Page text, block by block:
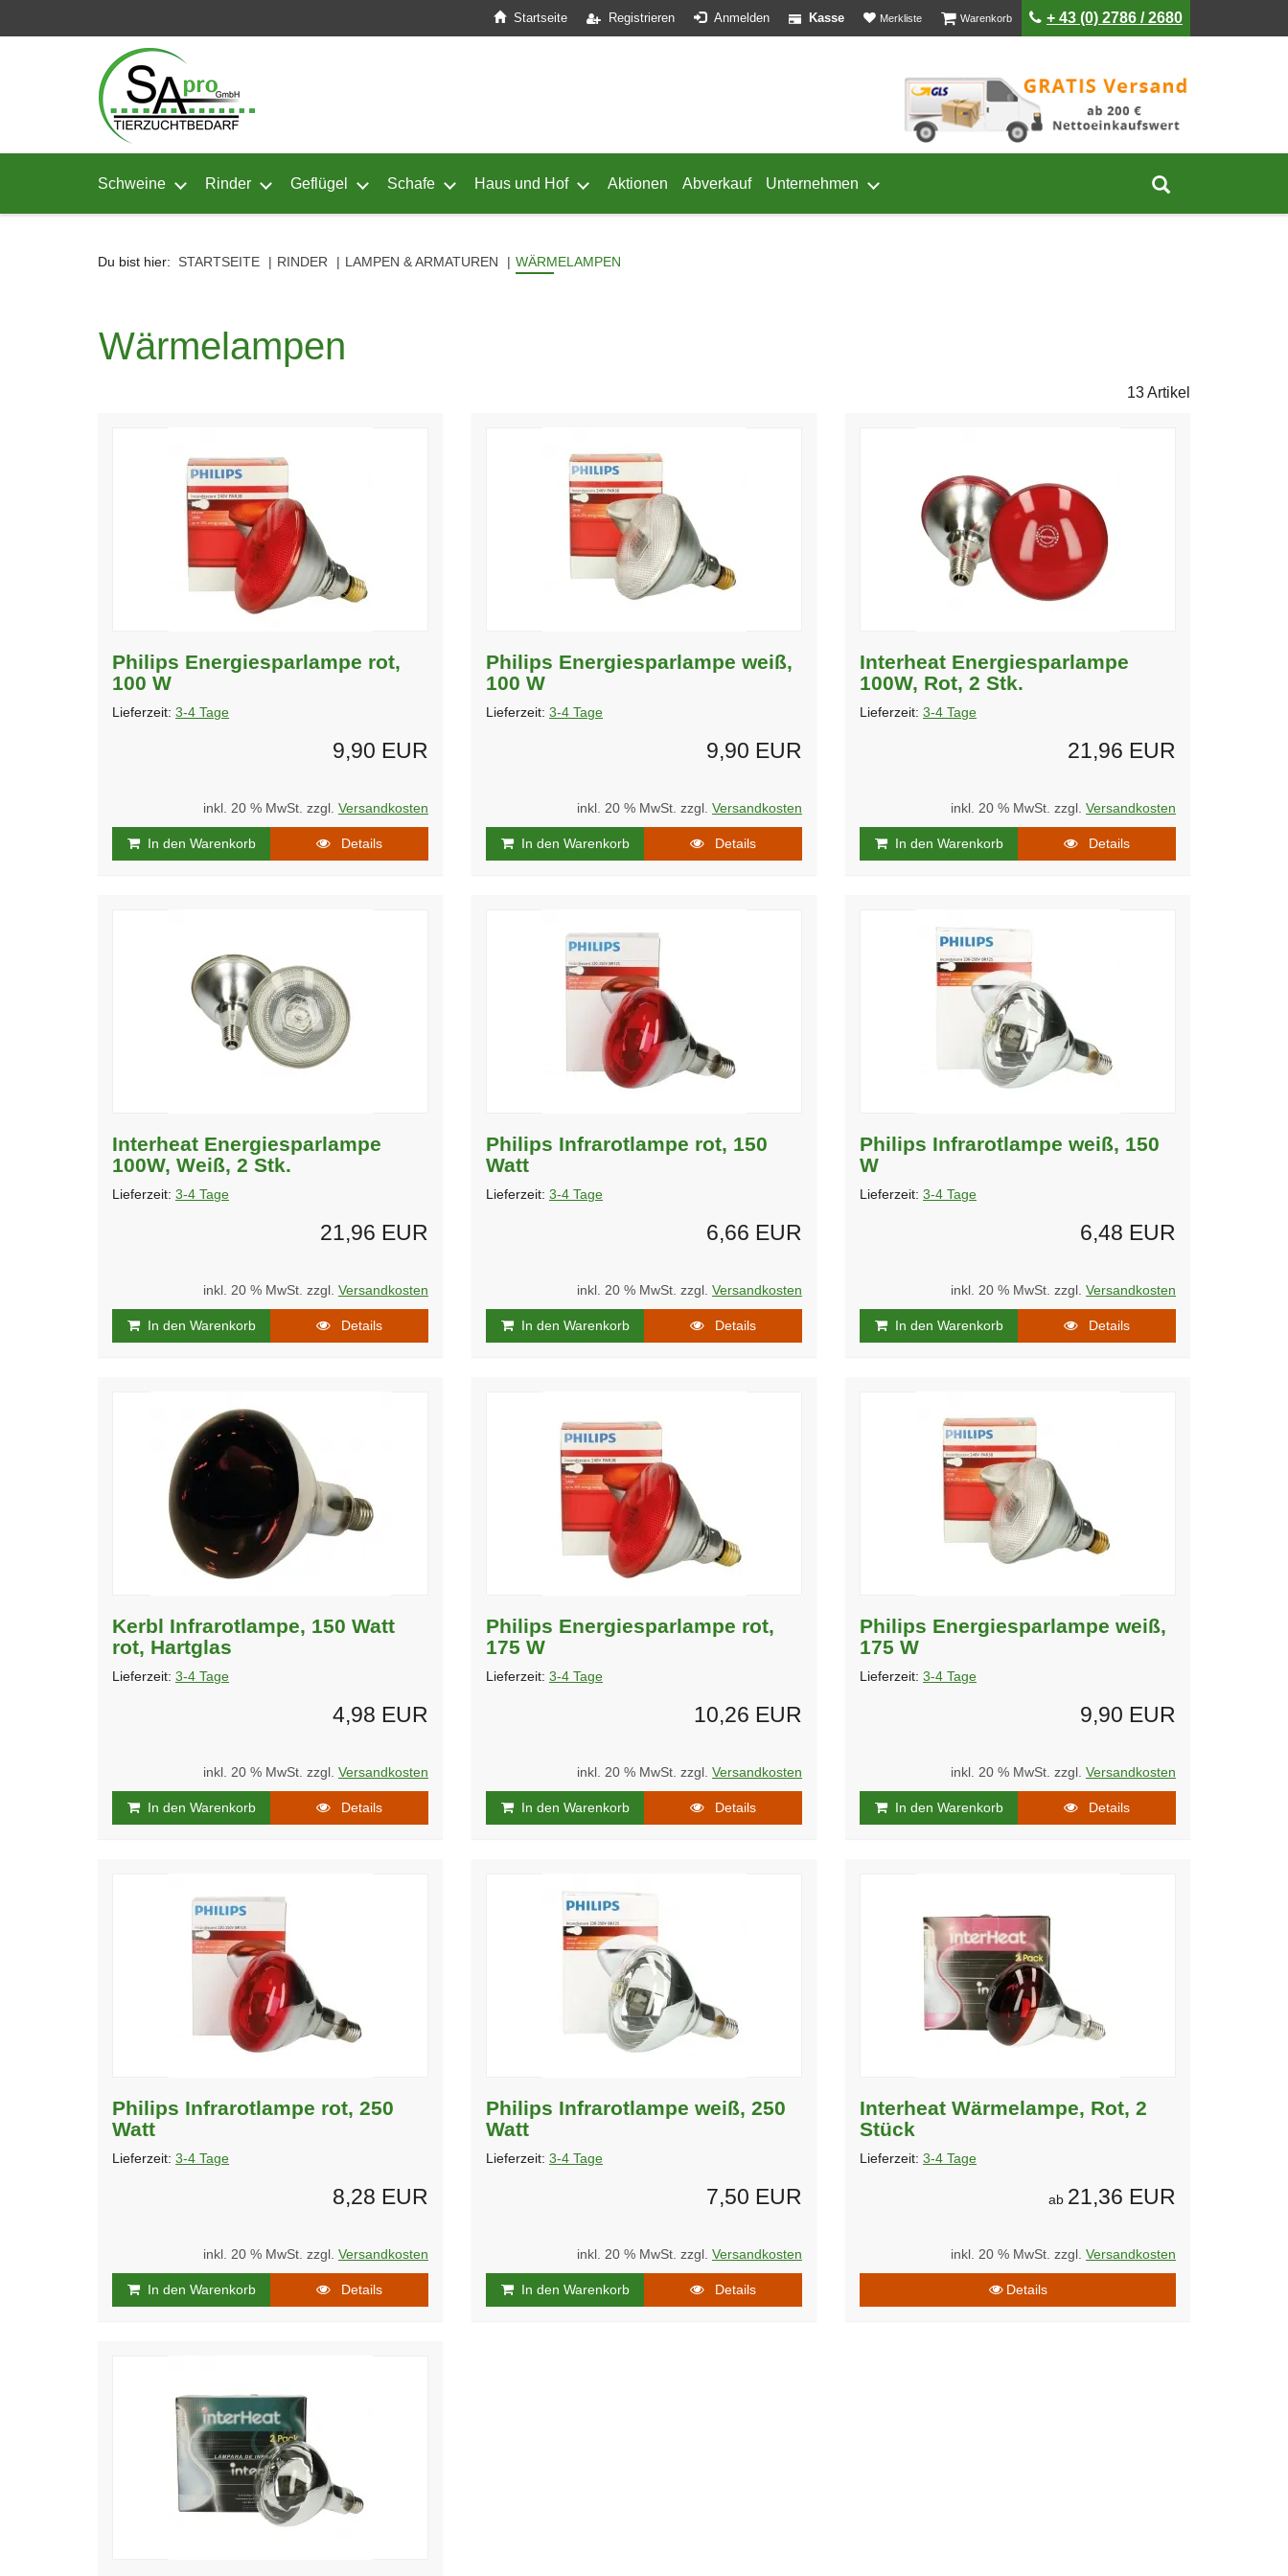
Startseite Registrieren Anmelden Kasse Merklisteist leer Warenkorbist leer+ 43 (0) 2786 / 2680
Schweine Untermenü von Schweine öffnen
Rinder Untermenü von Rinder öffnen
Geflügel Untermenü von Geflügel öffnen
Schafe Untermenü von Schafe öffnen
Haus und Hof Untermenü von Haus und Hof öffnen
Aktionen Abverkauf Unternehmen Untermenü von Unternehmen öffnen
Du bist hier: STARTSEITE RINDER LAMPEN & ARMATUREN WÄRMELAMPEN
Wärmelampen
13 Artikel
Philips Energiesparlampe rot,
100 W
Lieferzeit: 3-4 Tage
9,90 EUR
inkl. 20 % MwSt. zzgl. Versandkosten
In den Warenkorb Details
Philips Energiesparlampe weiß,
100 W
Lieferzeit: 3-4 Tage
9,90 EUR
inkl. 20 % MwSt. zzgl. Versandkosten
In den Warenkorb Details
Interheat Energiesparlampe
100W, Rot, 2 Stk.
Lieferzeit: 3-4 Tage
21,96 EUR
inkl. 20 % MwSt. zzgl. Versandkosten
In den Warenkorb Details
Interheat Energiesparlampe
100W, Weiß, 2 Stk.
Lieferzeit: 3-4 Tage
21,96 EUR
inkl. 20 % MwSt. zzgl. Versandkosten
In den Warenkorb Details
Philips Infrarotlampe rot, 150
Watt
Lieferzeit: 3-4 Tage
6,66 EUR
inkl. 20 % MwSt. zzgl. Versandkosten
In den Warenkorb Details
Philips Infrarotlampe weiß, 150
W
Lieferzeit: 3-4 Tage
6,48 EUR
inkl. 20 % MwSt. zzgl. Versandkosten
In den Warenkorb Details
Kerbl Infrarotlampe, 150 Watt
rot, Hartglas
Lieferzeit: 3-4 Tage
4,98 EUR
inkl. 20 % MwSt. zzgl. Versandkosten
In den Warenkorb Details
Philips Energiesparlampe rot,
175 W
Lieferzeit: 3-4 Tage
10,26 EUR
inkl. 20 % MwSt. zzgl. Versandkosten
In den Warenkorb Details
Philips Energiesparlampe weiß,
175 W
Lieferzeit: 3-4 Tage
9,90 EUR
inkl. 20 % MwSt. zzgl. Versandkosten
In den Warenkorb Details
Philips Infrarotlampe rot, 250
Watt
Lieferzeit: 3-4 Tage
8,28 EUR
inkl. 20 % MwSt. zzgl. Versandkosten
In den Warenkorb Details
Philips Infrarotlampe weiß, 250
Watt
Lieferzeit: 3-4 Tage
7,50 EUR
inkl. 20 % MwSt. zzgl. Versandkosten
In den Warenkorb Details
Interheat Wärmelampe, Rot, 2
Stück
Lieferzeit: 3-4 Tage
ab 21,36 EUR
inkl. 20 % MwSt. zzgl. Versandkosten
Details